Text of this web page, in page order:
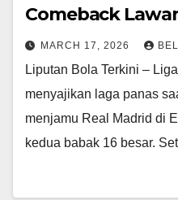
Comeback
MARCH 17, 2026
Liputan Bola Terkini –
menyajikan laga panas
menjamu Real Madrid di
kedua babak 16 besar.